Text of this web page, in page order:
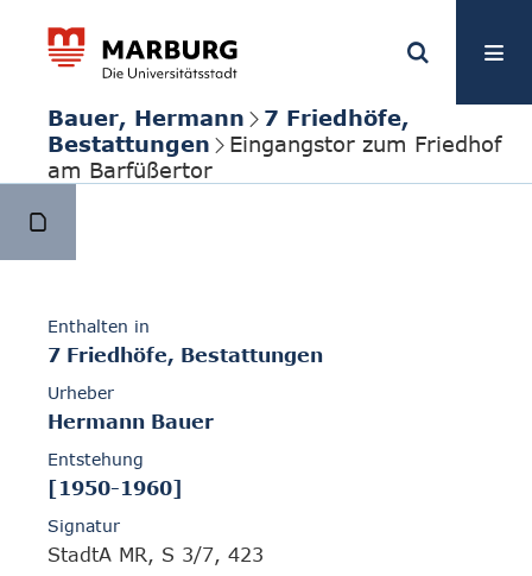
Bauer, Hermann
7 Friedhöfe,
Bestattungen
Eingangstor zum Friedhof
am Barfüßertor
Enthalten in
7 Friedhöfe, Bestattungen
Urheber
Hermann Bauer
Entstehung
[1950-1960]
Signatur
StadtA MR, S 3/7, 423